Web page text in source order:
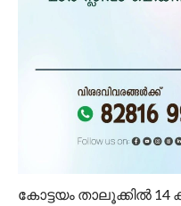
കോട്ടയം താലൂക്കിൽ